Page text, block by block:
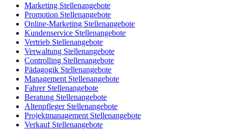
Marketing Stellenangebote
Promotion Stellenangebote
Online-Marketing Stellenangebote
Kundenservice Stellenangebote
Vertrieb Stellenangebote
Verwaltung Stellenangebote
Controlling Stellenangebote
Pädagogik Stellenangebote
Management Stellenangebote
Fahrer Stellenangebote
Beratung Stellenangebote
Altenpfleger Stellenangebote
Projektmanagement Stellenangebote
Verkauf Stellenangebote